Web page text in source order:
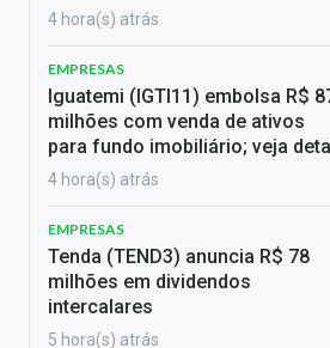
4 hora(s) atrás
EMPRESAS
Iguatemi (IGTI11) embolsa R$
milhões com venda de ativos
para fundo imobiliário; veja
4 hora(s) atrás
EMPRESAS
Tenda (TEND3) anuncia R$ 78
milhões em dividendos
intercalares
5 hora(s) atrás